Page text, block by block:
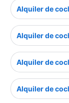
Alquiler de
Alquiler de
Alquiler de
Alquiler de